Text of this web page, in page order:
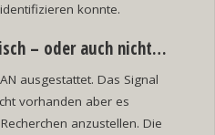
konnte.
– oder auch nicht…
ausgestattet. Das Signal
vorhanden aber es
anzustellen. Die